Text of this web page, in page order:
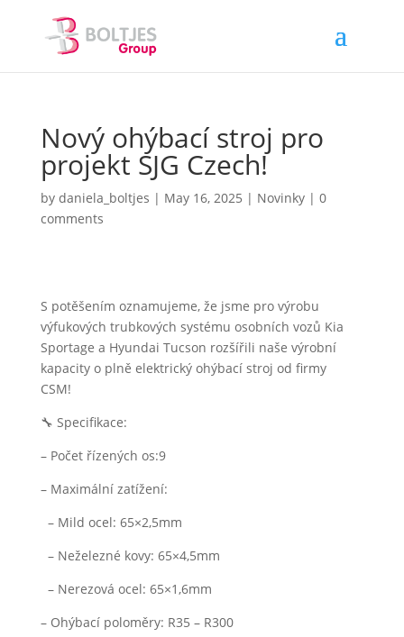
Nový ohýbací stroj pro
projekt SJG Czech!
by daniela_boltjes | May 16, 2025 | Novinky| 0
comments
S potěšením oznamujeme, že jsme pro výrobu
výfukových trubkových systému osobních vozů Kia
Sportage a Hyundai Tucson rozšířili naše výrobní
kapacity o plně elektrický ohýbací stroj od firmy
CSM!
🔧 Specifikace:
– Počet řízených os:9
– Maximální zatížení:
– Mild ocel: 65×2,5mm
– Neželezné kovy: 65×4,5mm
– Nerezová ocel: 65×1,6mm
– Ohýbací poloměry: R35 – R300